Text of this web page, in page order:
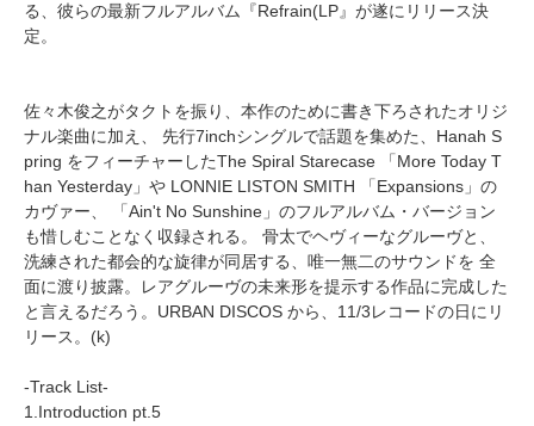
る、彼らの最新フルアルバム『Refrain(LP』が遂にリリース決
定。
佐々木俊之がタクトを振り、本作のために書き下ろされたオリジ
ナル楽曲に加え、 先行7inchシングルで話題を集めた、Hanah S
pring をフィーチャーしたThe Spiral Starecase 「More Today T
han Yesterday」や LONNIE LISTON SMITH 「Expansions」の
カヴァー、 「Ain't No Sunshine」のフルアルバム・バージョン
も惜しむことなく収録される。 骨太でヘヴィーなグルーヴと、
洗練された都会的な旋律が同居する、唯一無二のサウンドを 全
面に渡り披露。レアグルーヴの未来形を提示する作品に完成した
と言えるだろう。URBAN DISCOS から、11/3レコードの日にリ
リース。(k)
-Track List-
1.Introduction pt.5